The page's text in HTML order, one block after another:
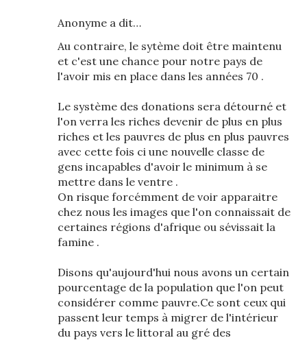
Anonyme a dit…
Au contraire, le sytème doit être maintenu
et c'est une chance pour notre pays de
l'avoir mis en place dans les années 70 .
Le système des donations sera détourné et
l'on verra les riches devenir de plus en plus
riches et les pauvres de plus en plus pauvres
avec cette fois ci une nouvelle classe de
gens incapables d'avoir le minimum à se
mettre dans le ventre .
On risque forcémment de voir apparaitre
chez nous les images que l'on connaissait de
certaines régions d'afrique ou sévissait la
famine .
Disons qu'aujourd'hui nous avons un certain
pourcentage de la population que l'on peut
considérer comme pauvre.Ce sont ceux qui
passent leur temps à migrer de l'intérieur
du pays vers le littoral au gré des